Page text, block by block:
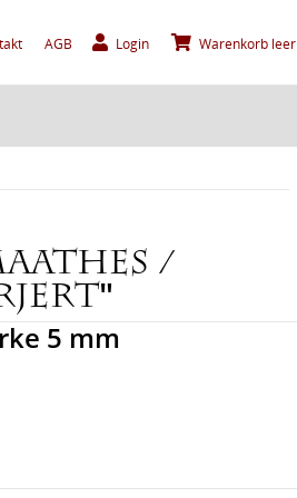
AGB Login Warenkorb leer
/
5 mm